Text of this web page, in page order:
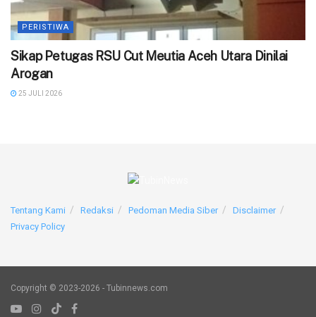
PERISTIWA
‎Sikap Petugas RSU Cut Meutia Aceh Utara Dinilai
Arogan
25 JULI 2026
Tentang Kami Redaksi Pedoman Media Siber
Disclaimer
Privacy Policy
Copyright © 2023-2026 - Tubinnews.com